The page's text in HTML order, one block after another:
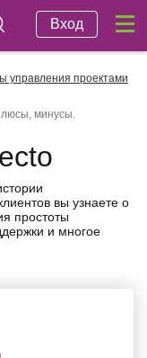
Вход
управления проектами
минусы.
вы узнаете о
простоты
и многое